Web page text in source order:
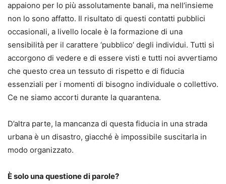
appaiono per lo più assolutamente banali, ma nell’insieme
non lo sono affatto. Il risultato di questi contatti pubblici
occasionali, a livello locale è la formazione di una
sensibilità per il carattere ‘pubblico’ degli individui. Tutti si
accorgono di vedere e di essere visti e tutti noi avvertiamo
che questo crea un tessuto di rispetto e di fiducia
essenziali per i momenti di bisogno individuale o collettivo.
Ce ne siamo accorti durante la quarantena.
D’altra parte, la mancanza di questa fiducia in una strada
urbana è un disastro, giacché è impossibile suscitarla in
modo organizzato.
È solo una questione di parole?